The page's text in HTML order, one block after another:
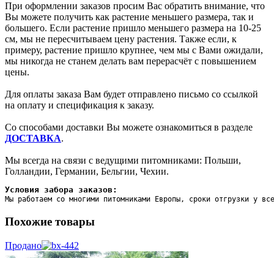
При оформлении заказов просим Вас обратить внимание, что
Вы можете получить как растение меньшего размера, так и
большего. Если растение пришло меньшего размера на 10-25
см, мы не пересчитываем цену растения. Также если, к
примеру, растение пришло крупнее, чем мы с Вами ожидали,
мы никогда не станем делать вам перерасчёт с повышением
цены.
Для оплаты заказа Вам будет отправлено письмо со ссылкой
на оплату и спецификация к заказу.
Со способами доставки Вы можете ознакомиться в разделе
ДОСТАВКА.
Мы всегда на связи с ведущими питомниками: Польши,
Голландии, Германии, Бельгии, Чехии.
Условия забора заказов:
Мы работаем со многими питомниками Европы, сроки отгрузки у
Похожие товары
Продано